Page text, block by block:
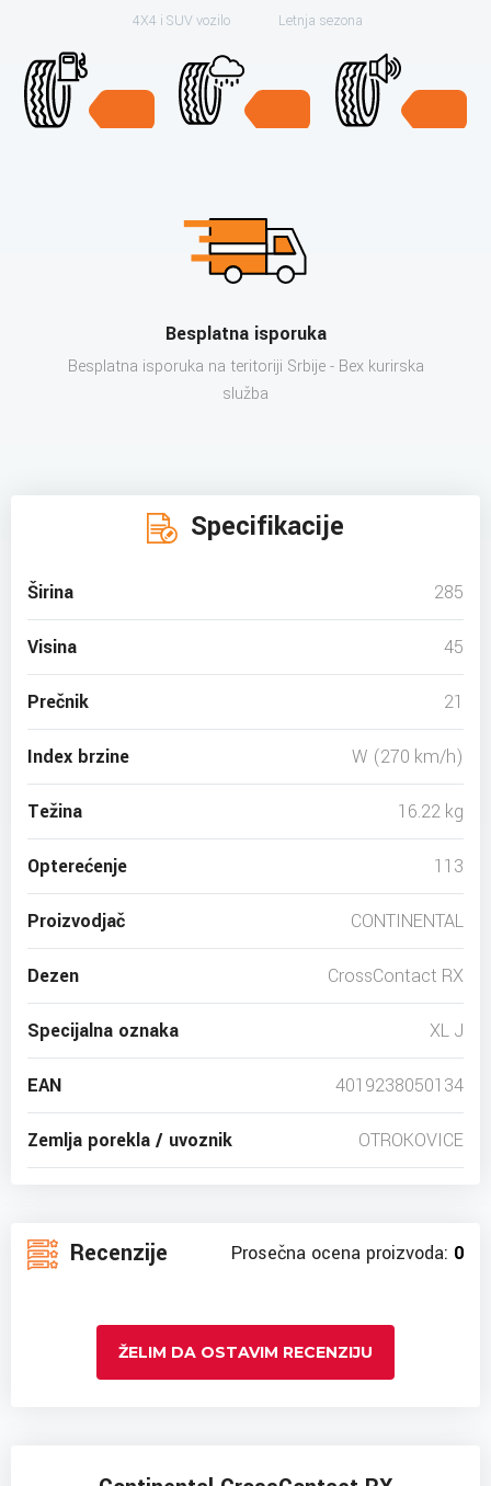
4X4 i SUV vozilo Letnja sezona
Besplatna isporuka
Besplatna isporuka na teritoriji Srbije - Bex kurirska
služba
Specifikacije
Širina 285
Visina 45
Prečnik 21
Index brzine W (270 km/h)
Težina 16.22 kg
Opterećenje 113
Proizvodjač CONTINENTAL
Dezen CrossContact RX
Specijalna oznaka XL J
EAN 4019238050134
Zemlja porekla / uvoznik OTROKOVICE
Recenzije Prosečna ocena proizvoda: 0
ŽELIM DA OSTAVIM RECENZIJU